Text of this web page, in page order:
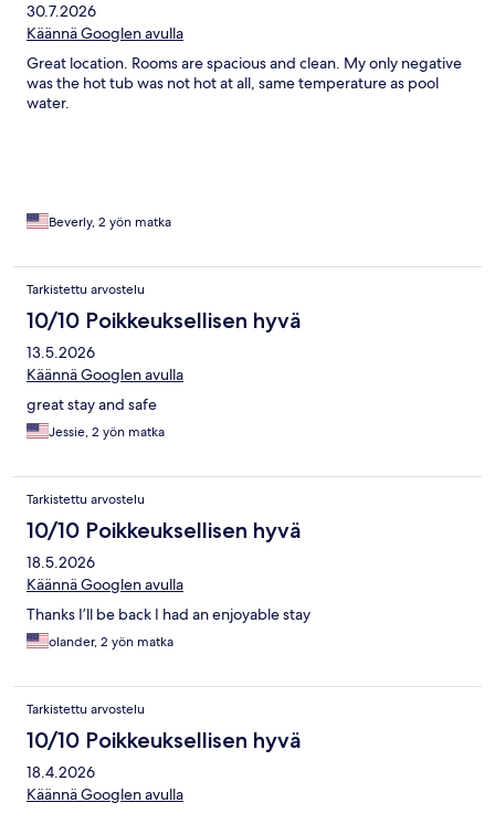
30.7.2026
Käännä Googlen avulla
Great location. Rooms are spacious and clean. My only negative
was the hot tub was not hot at all, same temperature as pool
water.
Beverly, 2 yön matka
Tarkistettu arvostelu
10/10 Poikkeuksellisen hyvä
13.5.2026
Käännä Googlen avulla
great stay and safe
Jessie, 2 yön matka
Tarkistettu arvostelu
10/10 Poikkeuksellisen hyvä
18.5.2026
Käännä Googlen avulla
Thanks I’ll be back I had an enjoyable stay
olander, 2 yön matka
Tarkistettu arvostelu
10/10 Poikkeuksellisen hyvä
18.4.2026
Käännä Googlen avulla